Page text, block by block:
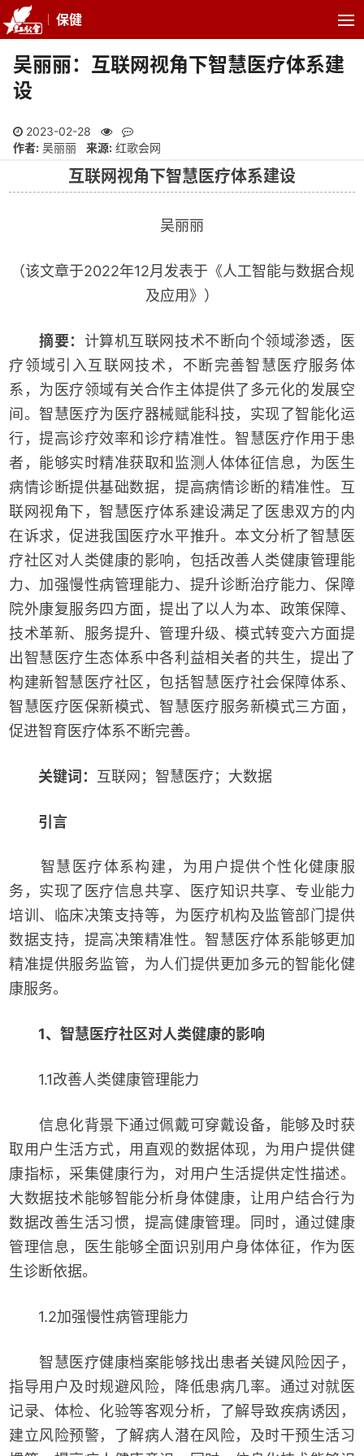
保健
吴丽丽：互联网视角下智慧医疗体系建
设
2023-02-28
作者: 吴丽丽 来源: 红歌会网
互联网视角下智慧医疗体系建设
吴丽丽
（该文章于2022年12月发表于《人工智能与数据合规
及应用》）
摘要： 计算机互联网技术不断向个领域渗透，医
疗领域引入互联网技术，不断完善智慧医疗服务体
系，为医疗领域有关合作主体提供了多元化的发展空
间。智慧医疗为医疗器械赋能科技，实现了智能化运
行，提高诊疗效率和诊疗精准性。智慧医疗作用于患
者，能够实时精准获取和监测人体体征信息，为医生
病情诊断提供基础数据，提高病情诊断的精准性。互
联网视角下，智慧医疗体系建设满足了医患双方的内
在诉求，促进我国医疗水平推升。本文分析了智慧医
疗社区对人类健康的影响，包括改善人类健康管理能
力、加强慢性病管理能力、提升诊断治疗能力、保障
院外康复服务四方面，提出了以人为本、政策保障、
技术革新、服务提升、管理升级、模式转变六方面提
出智慧医疗生态体系中各利益相关者的共生，提出了
构建新智慧医疗社区，包括智慧医疗社会保障体系、
智慧医疗医保新模式、智慧医疗服务新模式三方面，
促进智育医疗体系不断完善。
关键词： 互联网；智慧医疗；大数据
引言
智慧医疗体系构建，为用户提供个性化健康服
务，实现了医疗信息共享、医疗知识共享、专业能力
培训、临床决策支持等，为医疗机构及监管部门提供
数据支持，提高决策精准性。智慧医疗体系能够更加
精准提供服务监管，为人们提供更加多元的智能化健
康服务。
1、智慧医疗社区对人类健康的影响
1.1改善人类健康管理能力
信息化背景下通过佩戴可穿戴设备，能够及时获
取用户生活方式，用直观的数据体现，为用户提供健
康指标，采集健康行为，对用户生活提供定性描述。
大数据技术能够智能分析身体健康，让用户结合行为
数据改善生活习惯，提高健康管理。同时，通过健康
管理信息，医生能够全面识别用户身体体征，作为医
生诊断依据。
1.2加强慢性病管理能力
智慧医疗健康档案能够找出患者关键风险因子，
指导用户及时规避风险，降低患病几率。通过对就医
记录、体检、化验等客观分析，了解导致疾病诱因，
建立风险预警，了解病人潜在风险，及时干预生活习